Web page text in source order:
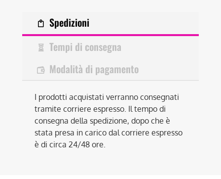
Spedizioni
Tempi di consegna
Modalità di pagamento
I prodotti acquistati verranno consegnati
tramite corriere espresso. Il tempo di
consegna della spedizione, dopo che è
stata presa in carico dal corriere espresso
è di circa 24/48 ore.